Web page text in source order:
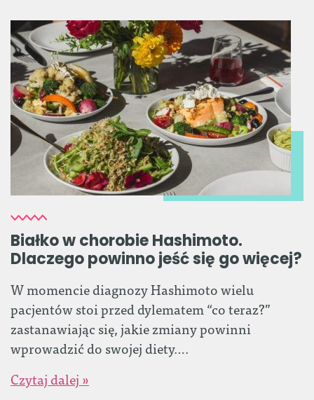
Białko w chorobie Hashimoto.
Dlaczego powinno jeść się go więcej?
W momencie diagnozy Hashimoto wielu
pacjentów stoi przed dylematem “co teraz?”
zastanawiając się, jakie zmiany powinni
wprowadzić do swojej diety….
Czytaj dalej »